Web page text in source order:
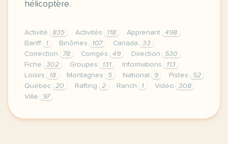
hélicoptère.
Activité 835 Activités 118 Apprenant
498
Banff
1 Binômes 107 Canada
33
Correction
78 Corrigés 49 Direction
530
Fiche
302 Groupes 131 Informations
113
Loisirs
18 Montagnes 5 National 9 Pistes
52
Québec
20 Rafting 2 Ranch 1 Vidéo
308
Ville
97
didomi host didomi components button cursor